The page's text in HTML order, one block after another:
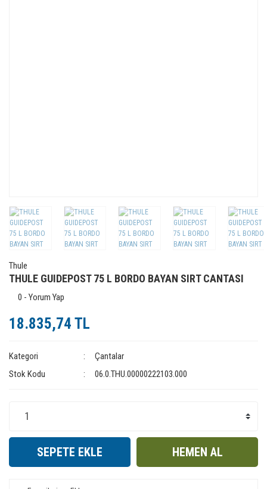
Thule
THULE GUIDEPOST 75 L BORDO BAYAN SIRT CANTASI
0 - Yorum Yap
18.835,74 TL
Kategori
Çantalar
Stok Kodu
06.0.THU.00000222103.000
SEPETE EKLE HEMEN AL